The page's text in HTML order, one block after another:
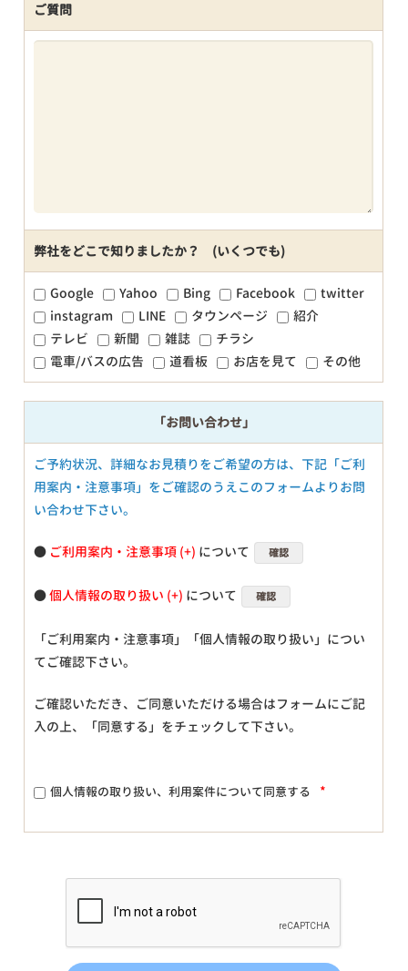
ご質問
弊社をどこで知りましたか？ (いくつでも)
Google Yahoo Bing Facebook
twitter
instagram
LINE タウンページ
紹介
テレビ
新聞 雑誌
チラシ
電車/バスの広告
道看板 お店を見て その他
「お問い合わせ」
ご予約状況、詳細なお見積りをご希望の方は、下記「ご利
用案内・注意事項」をご確認のうえこのフォームよりお問
い合わせ下さい。
● ご利用案内・注意事項 について 確認
●個人情報の取り扱い について 確認
「ご利用案内・注意事項」「個人情報の取り扱い」につい
てご確認下さい。
ご確認いただき、ご同意いただける場合はフォームにご記
入の上、「同意する」をチェックして下さい。
個人情報の取り扱い、利用案件について同意する *